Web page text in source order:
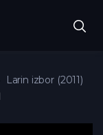
Larin izbor (2011)